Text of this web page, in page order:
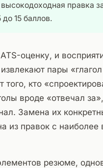
правка
15 баллов.
оценку, и
пары
кто
вроде «отвечал
Замена их
правок с наиболее
резюме,